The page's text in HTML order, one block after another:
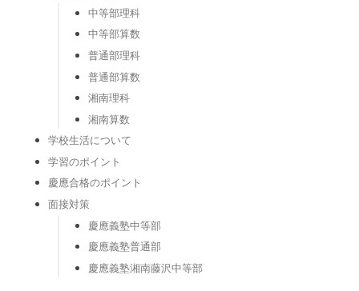
中等部理科
中等部算数
普通部理科
普通部算数
湘南理科
湘南算数
学校生活について
学習のポイント
慶應合格のポイント
面接対策
慶應義塾中等部
慶應義塾普通部
慶應義塾湘南藤沢中等部